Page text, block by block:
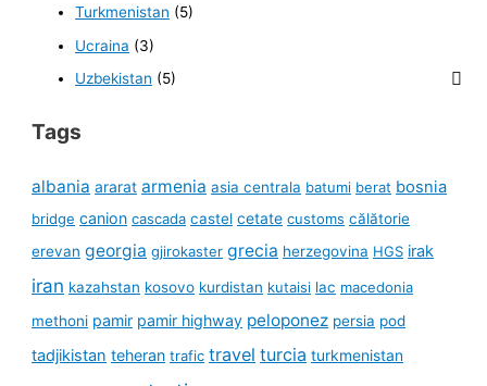
Turkmenistan (5)
Ucraina (3)
Uzbekistan (5)
Tags
albania ararat armenia asia centrala batumi berat bosnia
bridge canion cascada castel cetate customs călătorie
erevan georgia gjirokaster grecia herzegovina HGS irak
iran kazahstan kosovo kurdistan kutaisi lac macedonia
methoni pamir pamir highway peloponez persia pod
tadjikistan teheran trafic travel turcia turkmenistan